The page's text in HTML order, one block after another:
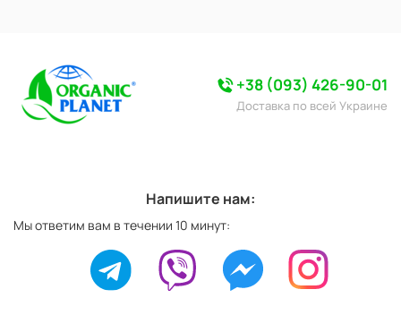
+38 (093) 426-90-01
Доставка по всей Украине
Напишите нам:
Мы ответим вам в течении 10 минут: